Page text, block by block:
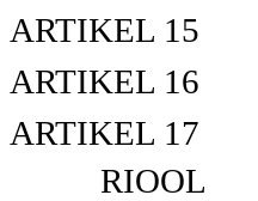
ARTIKEL 15
ARTIKEL 16
ARTIKEL 17
RIOOL